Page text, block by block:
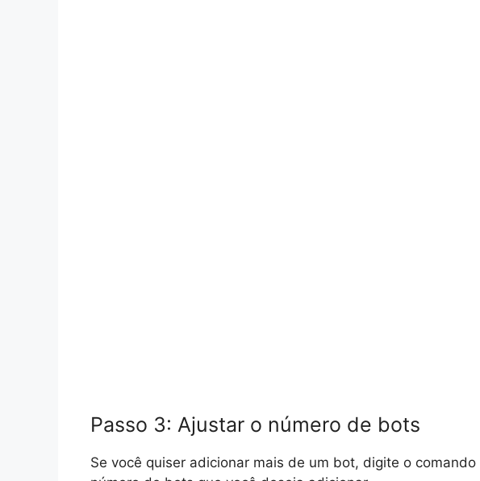
Passo 3: Ajustar o número de bots
Se você quiser adicionar mais de um bot, digite o comando